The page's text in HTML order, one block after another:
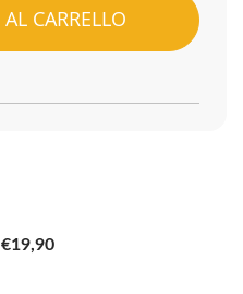
CARRELLO